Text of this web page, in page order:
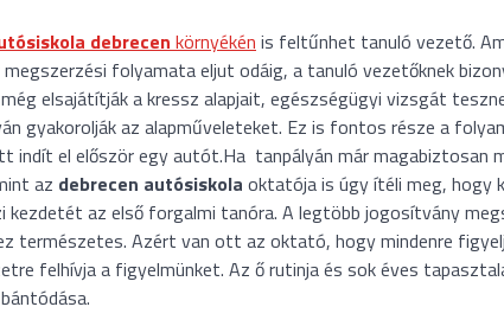
debrecen környékén is feltűnhet tanuló vezető.
folyamata eljut odáig, a tanuló vezetőknek
elsajátítják a kressz alapjait, egészségügyi vizsgát
gyakorolják az alapműveleteket. Ez is fontos része a
indít el először egy autót.Ha tanpályán már magabiztosan
az debrecen autósiskola oktatója is úgy ítéli meg, hogy
az első forgalmi tanóra. A legtöbb jogosítvány
természetes. Azért van ott az oktató, hogy mindenre
felhívja a figyelmünket. Az ő rutinja és sok éves